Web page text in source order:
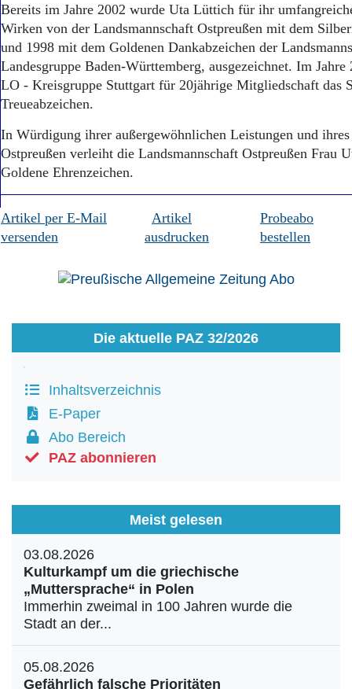
Bereits im Jahre 2002 wurde Uta Lüttich für ihr
Wirken von der Landsmannschaft Ostpreußen mit dem
und 1998 mit dem Goldenen Dankabzeichen der
Landesgruppe Baden-Württemberg, ausgezeichnet. Im
LO - Kreisgruppe Stuttgart für 20jährige Mitgliedschaft das
Treueabzeichen.
In Würdigung ihrer außergewöhnlichen Leistungen und
Ostpreußen verleiht die Landsmannschaft Ostpreußen Frau
Goldene Ehrenzeichen.
Artikel per E-Mail
versenden
Artikel
ausdrucken
Probeabo
bestellen
Die aktuelle PAZ 32/2026
Inhaltsverzeichnis
E-Paper
Abo Bereich
PAZ abonnieren
Meist gelesen
03.08.2026
Kulturkampf um die griechische
„Muttersprache“ in Polen
Immerhin zweimal in 100 Jahren wurde die
Stadt an der...
05.08.2026
Gefährlich falsche Prioritäten